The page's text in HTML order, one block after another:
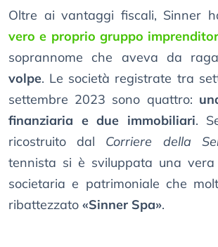
Oltre ai vantaggi fiscali, Sinner
vero e proprio gruppo
soprannome che aveva da
volpe. Le società registrate tra
settembre 2023 sono quattro:
finanziaria e due immobiliari.
ricostruito dal Corriere della
tennista si è sviluppata una
societaria e patrimoniale che
ribattezzato «Sinner Spa».